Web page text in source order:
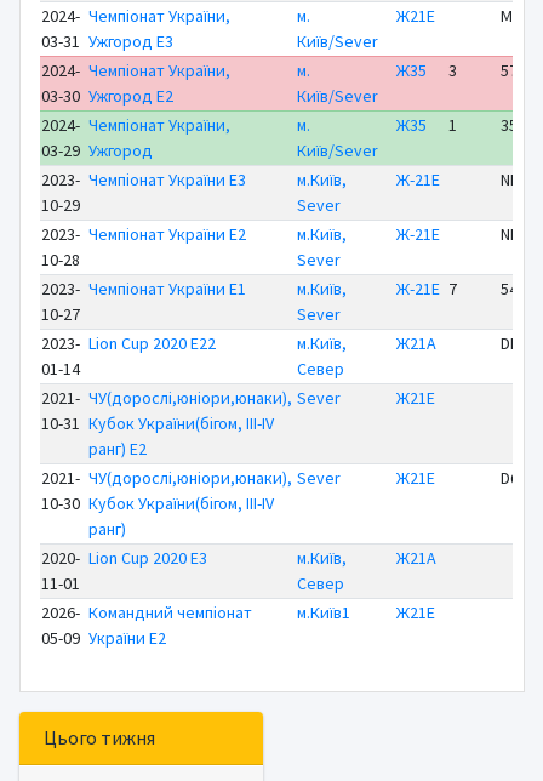
2024-
03-31
Чемпіонат України,
Ужгород E3
м.
Київ/Sever
Ж21Е MP
2024-
03-30
Чемпіонат України,
Ужгород E2
м.
Київ/Sever
Ж35 3 57:50
2024-
03-29
Чемпіонат України,
Ужгород
м.
Київ/Sever
Ж35 1 35:31
2023-
10-29
Чемпіонат України E3
м.Київ,
Sever
Ж-21Е NP
2023-
10-28
Чемпіонат України E2
м.Київ,
Sever
Ж-21Е NP
2023-
10-27
Чемпіонат України E1
м.Київ,
Sever
Ж-21Е 7 54:06
2023-
01-14
Lion Cup 2020 E22
м.Київ,
Север
Ж21А DNS
2021-
10-31
ЧУ(дорослі,юніори,юнаки),
Кубок України(бігом, ІІІ-IV
ранг) E2
Sever Ж21Е
2021-
10-30
ЧУ(дорослі,юніори,юнаки),
Кубок України(бігом, ІІІ-IV
ранг)
Sever Ж21Е DQ
2020-
11-01
Lion Cup 2020 E3
м.Київ,
Север
Ж21А
2026-
05-09
Командний чемпіонат
України E2
м.Київ1 Ж21Е
Цього тижня